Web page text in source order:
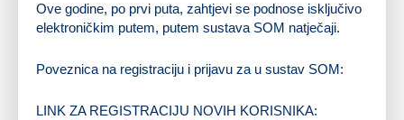
Ove godine, po prvi puta, zahtjevi se podnose isključivo
elektroničkim putem, putem sustava SOM natječaji.
Poveznica na registraciju i prijavu za u sustav SOM:
LINK ZA REGISTRACIJU NOVIH KORISNIKA: